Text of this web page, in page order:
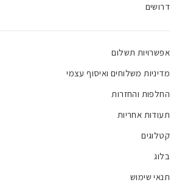
דרושים
אפשרויות תשלום
מדיניות משלוחים ואיסוף עצמי
החלפות והחזרות
תעודות אחריות
קטלוגים
בלוג
תנאי שימוש